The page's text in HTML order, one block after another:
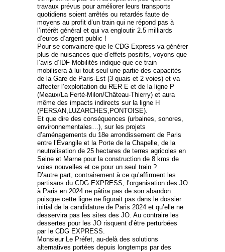
travaux prévus pour améliorer leurs transports
quotidiens soient arrêtés ou retardés faute de
moyens au profit d’un train qui ne répond pas à
l’intérêt général et qui va engloutir 2.5 milliards
d’euros d’argent public !
Pour se convaincre que le CDG Express va générer
plus de nuisances que d’effets positifs, voyons que
l’avis d’IDF-Mobilités indique que ce train
mobilisera à lui tout seul une partie des capacités
de la Gare de Paris-Est (3 quais et 2 voies) et va
affecter l’exploitation du RER E et de la ligne P
(Meaux/La Ferté-Milon/Château-Thierry) et aura
même des impacts indirects sur la ligne H
(PERSAN,LUZARCHES,PONTOISE).
Et que dire des conséquences (urbaines, sonores,
environnementales…), sur les projets
d’aménagements du 18e arrondissement de Paris
entre l’Évangile et la Porte de la Chapelle, de la
neutralisation de 25 hectares de terres agricoles en
Seine et Marne pour la construction de 8 kms de
voies nouvelles et ce pour un seul train ?
D’autre part, contrairement à ce qu’affirment les
partisans du CDG EXPRESS, l’organisation des JO
à Paris en 2024 ne pâtira pas de son abandon
puisque cette ligne ne figurait pas dans le dossier
initial de la candidature de Paris 2024 et qu’elle ne
desservira pas les sites des JO. Au contraire les
dessertes pour les JO risquent d’être perturbées
par le CDG EXPRESS.
Monsieur Le Préfet, au-delà des solutions
alternatives portées depuis longtemps par des